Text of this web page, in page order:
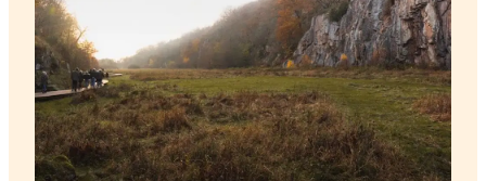
Resmål
Aktiviteter
Övernatta
Planera resan